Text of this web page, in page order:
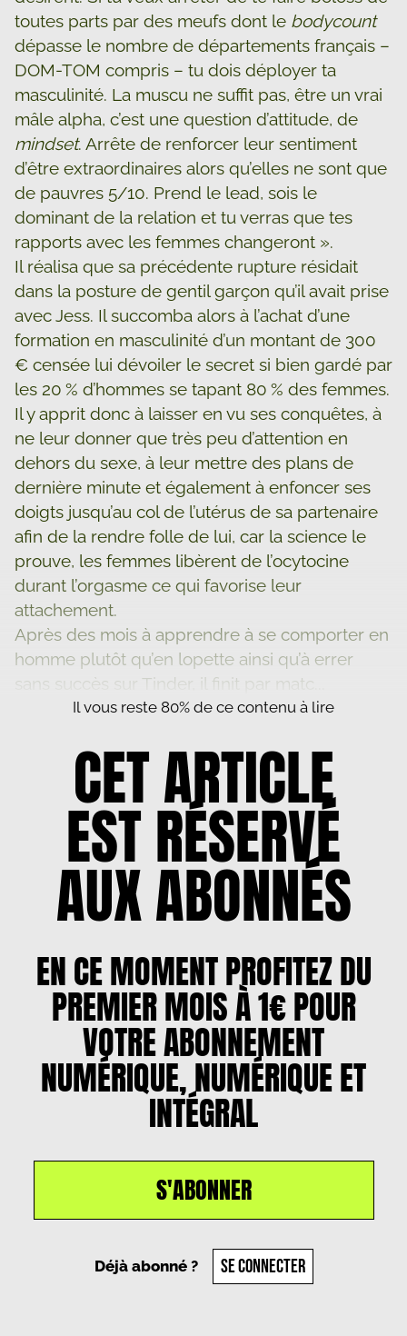
toutes parts par des meufs dont le bodycount
dépasse le nombre de départements français –
DOM-TOM compris – tu dois déployer ta
masculinité. La muscu ne suffit pas, être un vrai
mâle alpha, c’est une question d’attitude, de
mindset. Arrête de renforcer leur sentiment
d’être extraordinaires alors qu’elles ne sont que
de pauvres 5/10. Prend le lead, sois le
dominant de la relation et tu verras que tes
rapports avec les femmes changeront ».
Il réalisa que sa précédente rupture résidait
dans la posture de gentil garçon qu’il avait prise
avec Jess. Il succomba alors à l’achat d’une
formation en masculinité d’un montant de 300
€ censée lui dévoiler le secret si bien gardé par
les 20 % d’hommes se tapant 80 % des femmes.
Il y apprit donc à laisser en vu ses conquêtes, à
ne leur donner que très peu d’attention en
dehors du sexe, à leur mettre des plans de
dernière minute et également à enfoncer ses
doigts jusqu’au col de l’utérus de sa partenaire
afin de la rendre folle de lui, car la science le
prouve, les femmes libèrent de l’ocytocine
durant l’orgasme ce qui favorise leur
attachement.
Après des mois à apprendre à se comporter en
homme plutôt qu’en lopette ainsi qu’à errer
sans succès sur Tinder, il finit par matc...
Il vous reste 80% de ce contenu à lire
CET ARTICLE
EST RÉSERVÉ
AUX ABONNÉS
EN CE MOMENT PROFITEZ DU
PREMIER MOIS À 1€ POUR
VOTRE ABONNEMENT
NUMÉRIQUE, NUMÉRIQUE ET
INTÉGRAL
S'ABONNER
Déjà abonné ? SE CONNECTER